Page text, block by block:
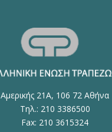
Αμερικής 21Α, 106 72 Αθήνα
Τηλ.: 210 3386500
Fax: 210 3615324